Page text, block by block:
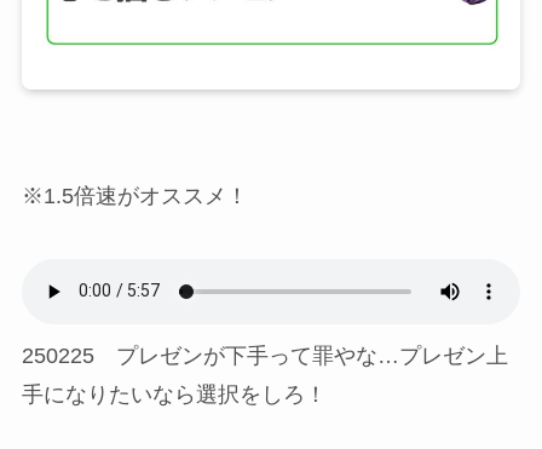
※1.5倍速がオススメ！
250225 プレゼンが下手って罪やな…プレゼン上
手になりたいなら選択をしろ！